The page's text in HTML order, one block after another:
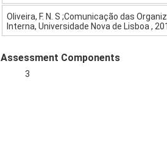
Oliveira, F. N. S ;Comunicação das
Interna, Universidade Nova de Lisboa ,
Assessment Components
3